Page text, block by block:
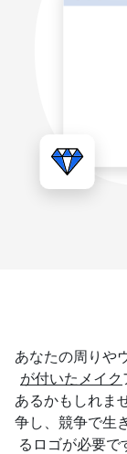
あなたの周りや
が付いたメイク
あるかもしれま
争し、競争で生
るロゴが必要で